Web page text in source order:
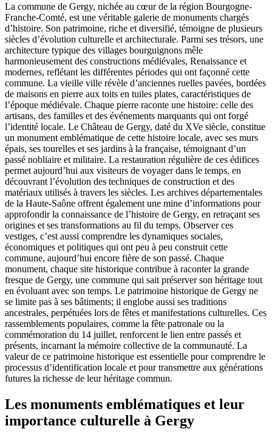
La commune de Gergy, nichée au cœur de la région Bourgogne-
Franche-Comté, est une véritable galerie de monuments chargés
d’histoire. Son patrimoine, riche et diversifié, témoigne de plusieurs
siècles d’évolution culturelle et architecturale. Parmi ses trésors, une
architecture typique des villages bourguignons mêle
harmonieusement des constructions médiévales, Renaissance et
modernes, reflétant les différentes périodes qui ont façonné cette
commune. La vieille ville révèle d’anciennes ruelles pavées, bordées
de maisons en pierre aux toits en tuiles plates, caractéristiques de
l’époque médiévale. Chaque pierre raconte une histoire: celle des
artisans, des familles et des événements marquants qui ont forgé
l’identité locale. Le Château de Gergy, daté du XVe siècle, constitue
un monument emblématique de cette histoire locale, avec ses murs
épais, ses tourelles et ses jardins à la française, témoignant d’un
passé nobliaire et militaire. La restauration régulière de ces édifices
permet aujourd’hui aux visiteurs de voyager dans le temps, en
découvrant l’évolution des techniques de construction et des
matériaux utilisés à travers les siècles. Les archives départementales
de la Haute-Saône offrent également une mine d’informations pour
approfondir la connaissance de l’histoire de Gergy, en retraçant ses
origines et ses transformations au fil du temps. Observer ces
vestiges, c’est aussi comprendre les dynamiques sociales,
économiques et politiques qui ont peu à peu construit cette
commune, aujourd’hui encore fière de son passé. Chaque
monument, chaque site historique contribue à raconter la grande
fresque de Gergy, une commune qui sait préserver son héritage tout
en évoluant avec son temps. Le patrimoine historique de Gergy ne
se limite pas à ses bâtiments; il englobe aussi ses traditions
ancestrales, perpétuées lors de fêtes et manifestations culturelles. Ces
rassemblements populaires, comme la fête patronale ou la
commémoration du 14 juillet, renforcent le lien entre passés et
présents, incarnant la mémoire collective de la communauté. La
valeur de ce patrimoine historique est essentielle pour comprendre le
processus d’identification locale et pour transmettre aux générations
futures la richesse de leur héritage commun.
Les monuments emblématiques et leur
importance culturelle à Gergy